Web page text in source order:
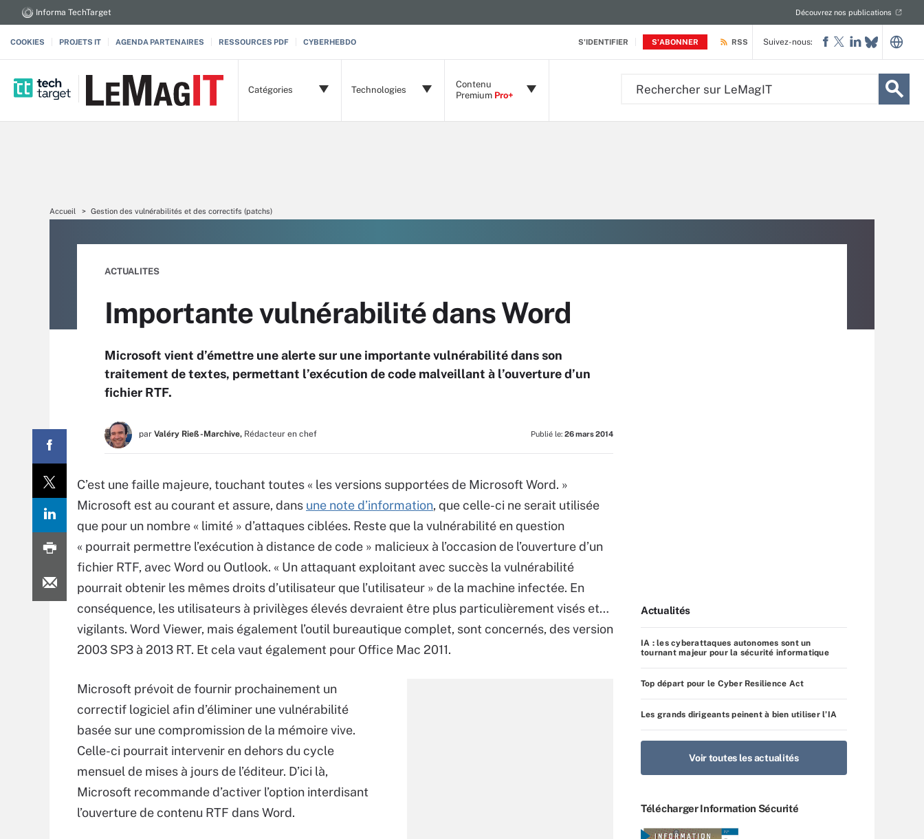
S'IDENTIFIER S'ABONNER
Informa TechTarget Découvrez nos publications
COOKIES PROJETS IT AGENDA PARTENAIRES RESSOURCES PDF CYBERHEBDO RSS
Catégories Technologies
Contenu
Premium Pro+
Suivez-nous:
Accueil Gestion des vulnérabilités et des correctifs (patchs)
ACTUALITES
Importante vulnérabilité dans Word
Microsoft vient d’émettre une alerte sur une importante vulnérabilité dans son
traitement de textes, permettant l’exécution de code malveillant à l’ouverture d’un
fichier RTF.
par Valéry Rieß-Marchive, Rédacteur en chef Publié le: 26 mars 2014
C’est une faille majeure, touchant toutes « les versions supportées de Microsoft Word. »
Microsoft est au courant et assure, dans une note d’information, que celle-ci ne serait utilisée
que pour un nombre « limité » d’attaques ciblées. Reste que la vulnérabilité en question
« pourrait permettre l’exécution à distance de code » malicieux à l’occasion de l’ouverture d’un
fichier RTF, avec Word ou Outlook. « Un attaquant exploitant avec succès la vulnérabilité
pourrait obtenir les mêmes droits d’utilisateur que l’utilisateur » de la machine infectée. En
conséquence, les utilisateurs à privilèges élevés devraient être plus particulièrement visés et…
vigilants. Word Viewer, mais également l’outil bureautique complet, sont concernés, des version
2003 SP3 à 2013 RT. Et cela vaut également pour Office Mac 2011.
Microsoft prévoit de fournir prochainement un
correctif logiciel afin d’éliminer une vulnérabilité
basée sur une compromission de la mémoire vive.
Celle-ci pourrait intervenir en dehors du cycle
mensuel de mises à jours de l’éditeur. D’ici là,
Microsoft recommande d’activer l’option interdisant
l’ouverture de contenu RTF dans Word.
Actualités
IA : les cyberattaques autonomes sont un
tournant majeur pour la sécurité informatique
Top départ pour le Cyber Resilience Act
Les grands dirigeants peinent à bien utiliser l’IA
Voir toutes les actualités
Télécharger Information Sécurité